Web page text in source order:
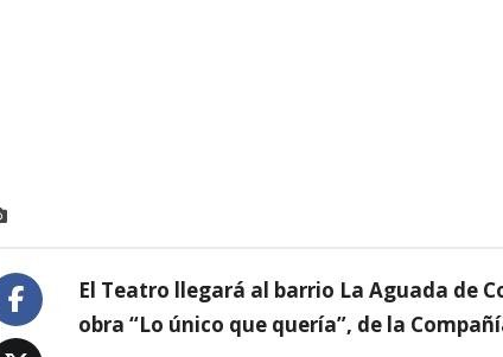
El Teatro llegará al barrio La Aguada de
obra “Lo único que quería”, de la